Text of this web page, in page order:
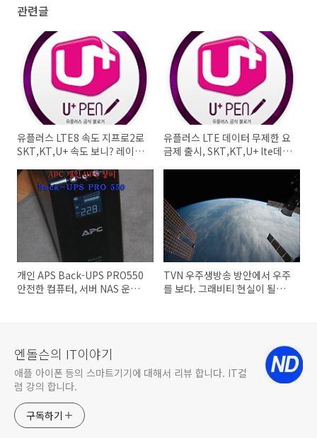
관련글
유플러스 LTE8 속도 지프로2로
SKT,KT,U+ 속도 보니? 레이싱
로드 LTE8 속도
유플러스 LTE 데이터 무제한 요
금제 출시, SKT,KT,U+ lte데이
개인 APS Back-UPS PRO550
안전한 컴퓨터, 서버 NAS 운영
TVN 우주생방송 방안에서 우주
를 보다. 그래비티 현실이 될까?
엔돌슨의 IT이야기
애플 아이폰 등의 스마트기기에 대해서 리뷰 합니다. IT컬
럼 강의 합니다.
구독하기